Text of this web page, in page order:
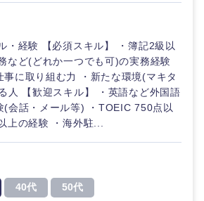
・経験 【必須スキル】 ・簿記2級以
など(どれか一つでも可)の実務経験
事に取り組む力 ・新たな環境(マキタ
人 【歓迎スキル】 ・英語など外国語
(会話・メール等) ・TOEIC 750点以
上の経験 ・海外駐...
40代 50代